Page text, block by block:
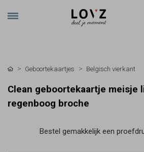
Geboortekaartjes Belgisch vierkant
Clean geboortekaartje meisje
regenboog broche
Bestel gemakkelijk een